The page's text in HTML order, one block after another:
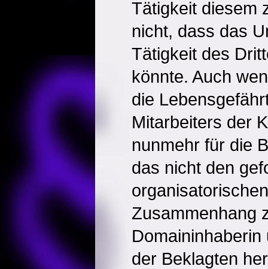
Tätigkeit diesem
nicht, dass das
Tätigkeit des
könnte. Auch
die
Mitarbeiters der
nunmehr für die
das nicht den
Zusammenhang
der Beklagten